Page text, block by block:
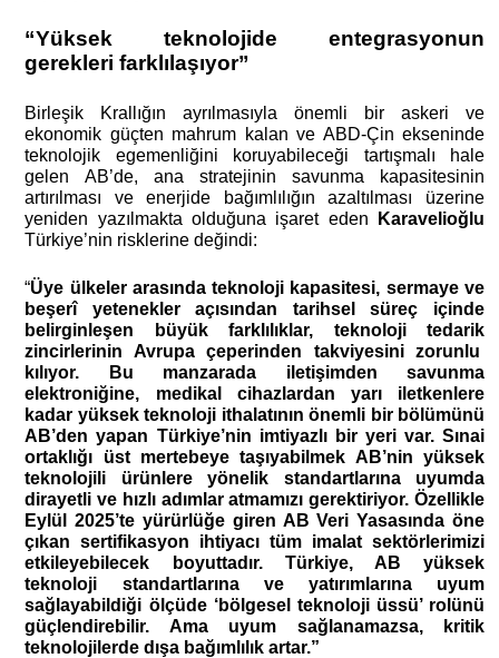
“Yüksek teknolojide entegrasyonun
gerekleri farklılaşıyor”
Birleşik Krallığın ayrılmasıyla önemli bir askeri ve
ekonomik güçten mahrum kalan ve ABD-Çin ekseninde
teknolojik egemenliğini koruyabileceği tartışmalı hale
gelen AB’de, ana stratejinin savunma kapasitesinin
artırılması ve enerjide bağımlılığın azaltılması üzerine
yeniden yazılmakta olduğuna işaret eden
Karavelioğlu
Türkiye’nin risklerine değindi:
“Üye ülkeler arasında teknoloji kapasitesi, sermaye ve
beşerî yetenekler açısından tarihsel süreç içinde
belirginleşen büyük farklılıklar, teknoloji tedarik
zincirlerinin Avrupa çeperinden takviyesini zorunlu
kılıyor. Bu manzarada iletişimden savunma
elektroniğine, medikal cihazlardan yarı iletkenlere
kadar yüksek teknoloji ithalatının önemli bir bölümünü
AB’den yapan Türkiye’nin imtiyazlı bir yeri var. Sınai
ortaklığı üst mertebeye taşıyabilmek AB’nin yüksek
teknolojili ürünlere yönelik standartlarına uyumda
dirayetli ve hızlı adımlar atmamızı gerektiriyor. Özellikle
Eylül 2025’te yürürlüğe giren AB Veri Yasasında öne
çıkan sertifikasyon ihtiyacı tüm imalat sektörlerimizi
etkileyebilecek boyuttadır. Türkiye, AB yüksek
teknoloji standartlarına ve yatırımlarına uyum
sağlayabildiği ölçüde ‘bölgesel teknoloji üssü’ rolünü
güçlendirebilir. Ama uyum sağlanamazsa, kritik
teknolojilerde dışa bağımlılık artar.”